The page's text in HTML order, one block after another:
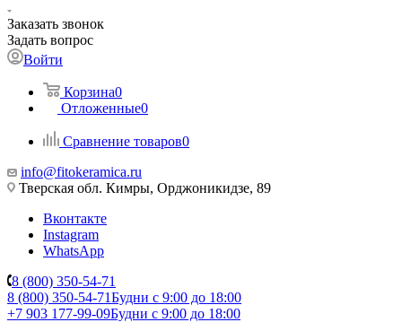
Заказать звонок
Задать вопрос
Войти
Корзина0
Отложенные0
Сравнение товаров0
info@fitokeramica.ru
Тверская обл. Кимры, Орджоникидзе, 89
Вконтакте
Instagram
WhatsApp
8 (800) 350-54-71
8 (800) 350-54-71Будни с 9:00 до 18:00
+7 903 177-99-09Будни с 9:00 до 18:00